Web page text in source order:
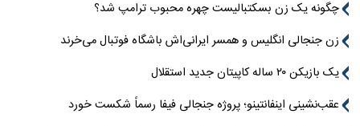
چگونه یک زن بسکتبالیست چهره محبوب ترامپ شد؟
زن جنجالی انگلیس و همسر ایرانی‌اش باشگاه فوتبال می‌خرند
یک بازیکن ۲۰ ساله کاپیتان جدید استقلال
عقب‌نشینی اینفانتینو؛ پروژه جنجالی فیفا رسماً شکست خورد